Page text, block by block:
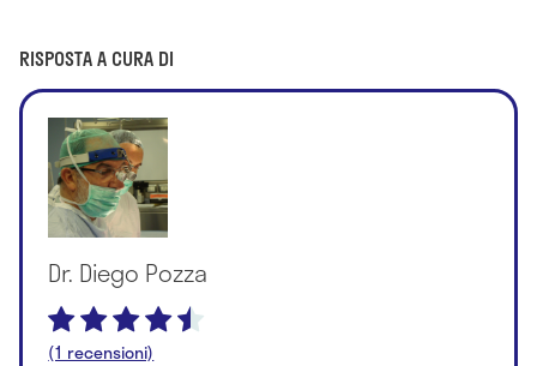
RISPOSTA A CURA DI
Dr. Diego Pozza
(1 recensioni)